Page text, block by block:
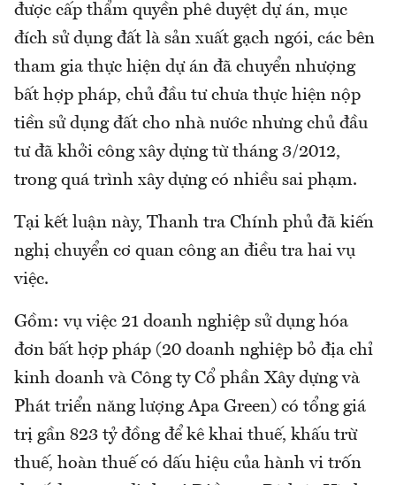
được cấp thẩm quyền phê duyệt dự án, mục
đích sử dụng đất là sản xuất gạch ngói, các bên
tham gia thực hiện dự án đã chuyển nhượng
bất hợp pháp, chủ đầu tư chưa thực hiện nộp
tiền sử dụng đất cho nhà nước nhưng chủ đầu
tư đã khởi công xây dựng từ tháng 3/2012,
trong quá trình xây dựng có nhiều sai phạm.
Tại kết luận này, Thanh tra Chính phủ đã kiến
nghị chuyển cơ quan công an điều tra hai vụ
việc.
Gồm: vụ việc 21 doanh nghiệp sử dụng hóa
đơn bất hợp pháp (20 doanh nghiệp bỏ địa chỉ
kinh doanh và Công ty Cổ phần Xây dựng và
Phát triển năng lượng Apa Green) có tổng giá
trị gần 823 tỷ đồng để kê khai thuế, khấu trừ
thuế, hoàn thuế có dấu hiệu của hành vi trốn